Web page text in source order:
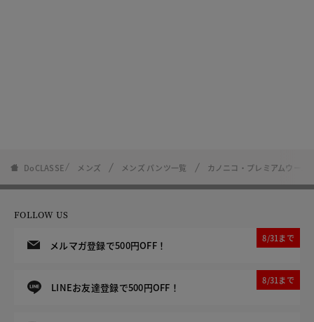
DoCLASSE メンズ メンズ パンツ一覧 カノニコ・プレミアムウール
FOLLOW US
メルマガ登録で500円OFF！
8/31まで
LINEお友達登録で500円OFF！
8/31まで